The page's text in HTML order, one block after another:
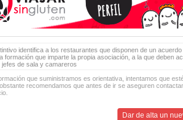
identifica a los restaurantes que disponen de un
formación que imparte la propia asociación, a la que deben
de sala y camareros
que suministramos es orientativa, intentamos que
recomendamos que antes de ir se aseguren
Dar de alta un